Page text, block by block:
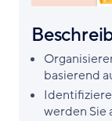
basierend
werden Sie